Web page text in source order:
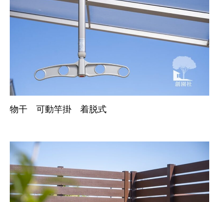
物干 可動竿掛 着脱式